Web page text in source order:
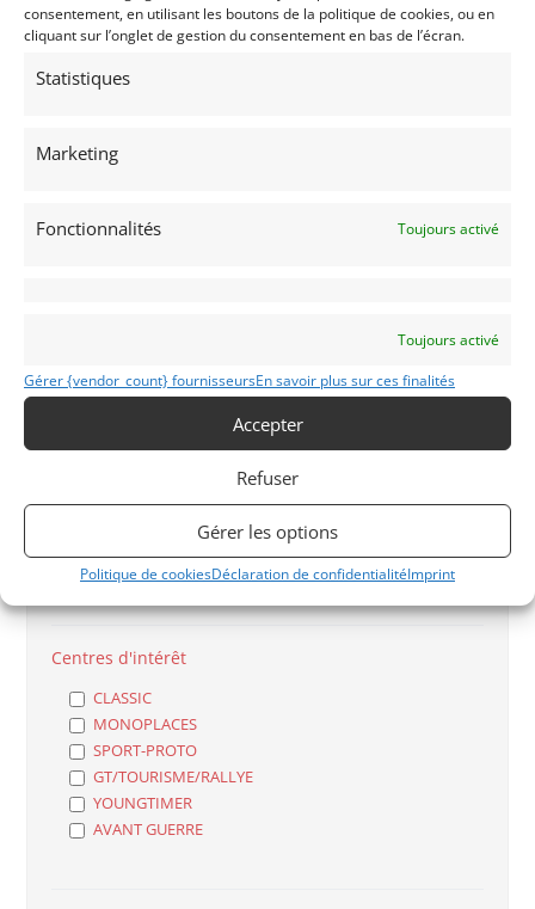
consentement, en utilisant les boutons de la politique de cookies, ou en
cliquant sur l’onglet de gestion du consentement en bas de l’écran.
Statistiques
Marketing
Fonctionnalités Toujours activé
Toujours activé
Gérer {vendor_count} fournisseursEn savoir plus sur ces finalités
Accepter
Refuser
Gérer les options
Politique de cookiesDéclaration de confidentialitéImprint
Nom
Sélectionner un pays/région…
Particulier Professionnel
Centres d'intérêt
CLASSIC
MONOPLACES
SPORT-PROTO
GT/TOURISME/RALLYE
YOUNGTIMER
AVANT GUERRE